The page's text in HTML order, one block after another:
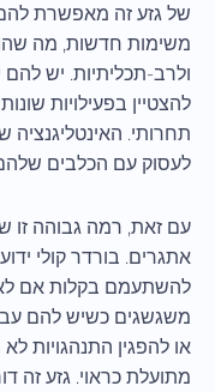
של גזע זה מאפשרת
משימות חדשות, מה
ולרב-תכליתיות. יש להם
להצטיין בפעילויות
תחרותי.
לעסוק עם הכלבים
עם זאת, רמה גבוהה זו
אתגרים. בורדר קולי
להשתעמם בקלות אם לא
משגשגים כשיש להם
או להפגין התנהגויות
מתועלת כראוי. גזע זה